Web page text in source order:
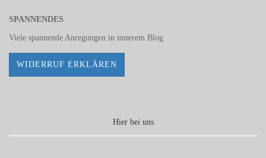
SPANNENDES
Viele spannende Anregungen in unserem Blog
WIDERRUF ERKLÄREN
Hier bei uns